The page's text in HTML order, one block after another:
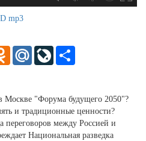
mp3
Odnoklassniki
Mail.Ru LiveJournal
"Форума будущего 2050"?
и традиционные ценности?
переговоров между Россией и
Национальная разведка